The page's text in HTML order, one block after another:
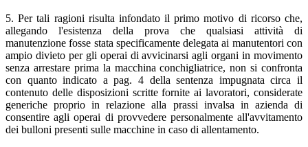
5. Per tali ragioni risulta infondato il primo motivo di ricorso che,
allegando l'esistenza della prova che qualsiasi attività di
manutenzione fosse stata specificamente delegata ai manutentori con
ampio divieto per gli operai di avvicinarsi agli organi in movimento
senza arrestare prima la macchina conchigliatrice, non si confronta
con quanto indicato a pag. 4 della sentenza impugnata circa il
contenuto delle disposizioni scritte fornite ai lavoratori, considerate
generiche proprio in relazione alla prassi invalsa in azienda di
consentire agli operai di provvedere personalmente all'avvitamento
dei bulloni presenti sulle macchine in caso di allentamento.